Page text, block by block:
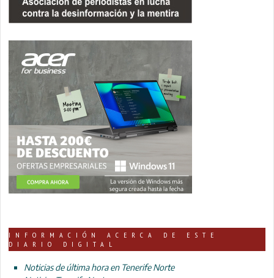
INFORMACIÓN ACERCA DE ESTE
DIARIO DIGITAL
Noticias de última hora en Tenerife Norte